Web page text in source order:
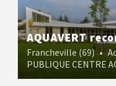
AQUAVERT
Francheville (69) •
PUBLIQUE CENTRE